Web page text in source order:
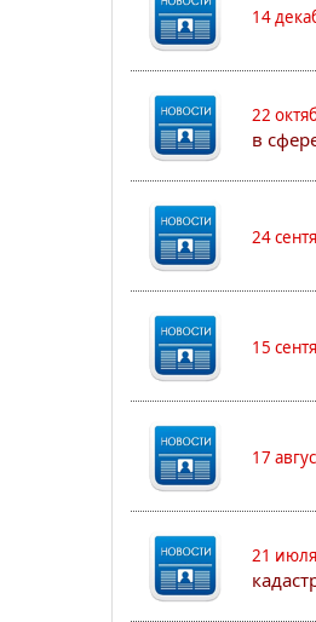
14
22
в
24
15
17
21